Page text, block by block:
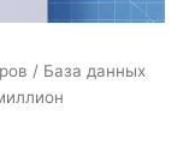
/ База данных